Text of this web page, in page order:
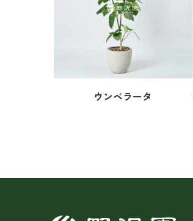
ウンベラータ